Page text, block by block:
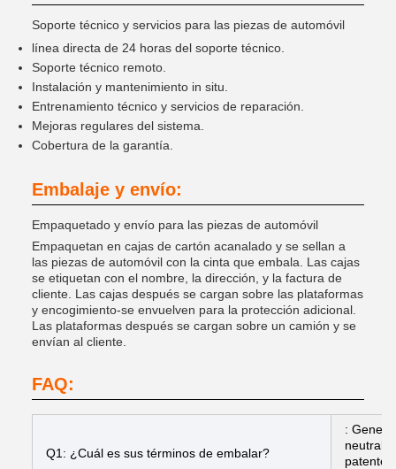
Soporte técnico y servicios para las piezas de automóvil
línea directa de 24 horas del soporte técnico.
Soporte técnico remoto.
Instalación y mantenimiento in situ.
Entrenamiento técnico y servicios de reparación.
Mejoras regulares del sistema.
Cobertura de la garantía.
Embalaje y envío:
Empaquetado y envío para las piezas de automóvil
Empaquetan en cajas de cartón acanalado y se sellan a
las piezas de automóvil con la cinta que embala. Las cajas
se etiquetan con el nombre, la dirección, y la factura de
cliente. Las cajas después se cargan sobre las plataformas
y encogimiento-se envuelven para la protección adicional.
Las plataformas después se cargan sobre un camión y se
envían al cliente.
FAQ:
Q1: ¿Cuál es sus términos de embalar?
:
patente,